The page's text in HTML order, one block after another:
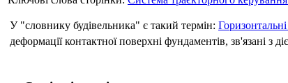
У "словнику будівельника" є такий термін:
деформації контактної поверхні фундаментів, зв'язані